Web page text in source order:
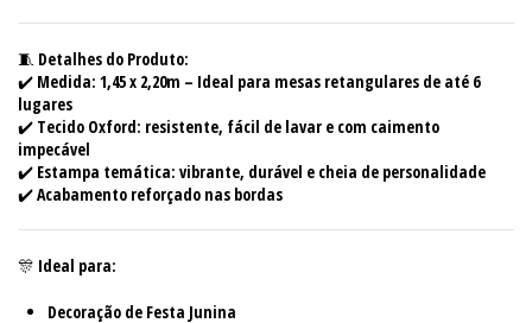
🧵 Detalhes do Produto:
✔️ Medida: 1,45 x 2,20m – Ideal para mesas retangulares de até 6
lugares
✔️ Tecido Oxford: resistente, fácil de lavar e com caimento
impecável
✔️ Estampa temática: vibrante, durável e cheia de personalidade
✔️ Acabamento reforçado nas bordas
🎊 Ideal para:
Decoração de Festa Junina